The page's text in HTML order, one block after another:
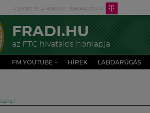
FRADI.HU
az FTC hivatalos honlapja
FM YOUTUBE + HÍREK LABDARÚGÁS